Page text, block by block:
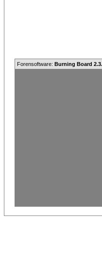
Forensoftware: Burning Board